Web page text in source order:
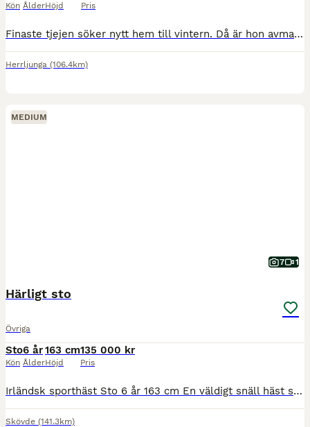
Kön ÅlderHöjd Pris
Finaste tjejen söker nytt hem till vintern. Då är hon avmaskad, vacc, har pass. Föddes 15 April Hon är en framåt och social tjej ! En riktig blickfångare! Förväntas att bli maxad D. försäkrad i Folks
Herrljunga (106.4km)
MEDIUM
7 1
Härligt sto
Övriga
Sto
Kön
6 år
Ålder
163 cm
Höjd
135 000 kr
Pris
Irländsk sporthäst Sto 6 år 163 cm En väldigt snäll häst som gör allt för sin ryttare i ridningen har hon egen motor så pigg och framåt utan att bli stark . Väldigt fin i munnen rids på vanligt bett .
Skövde (141.3km)